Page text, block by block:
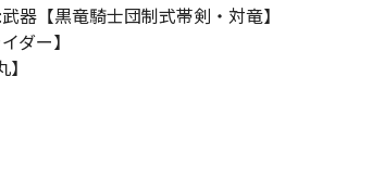
器【黒竜騎士団制式帯剣・対竜】
ダー】